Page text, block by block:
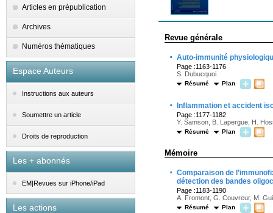
Articles en prépublication
Archives
Numéros thématiques
Espace Auteurs
Instructions aux auteurs
Soumettre un article
Droits de reproduction
Les + abonnés
EM|Revues sur iPhone/iPad
Les actions
Revue générale
· Auto-immunité
Page :1163-1176
S. Dubucquoi
Résumé Plan
· Inflammation et accident
Page :1177-1182
Y. Samson, B. Lapergue, H.
Résumé Plan
Mémoire
· Comparaison de
détection des bandes
Page :1183-1190
A. Fromont, G. Couvreur, M.
Résumé Plan